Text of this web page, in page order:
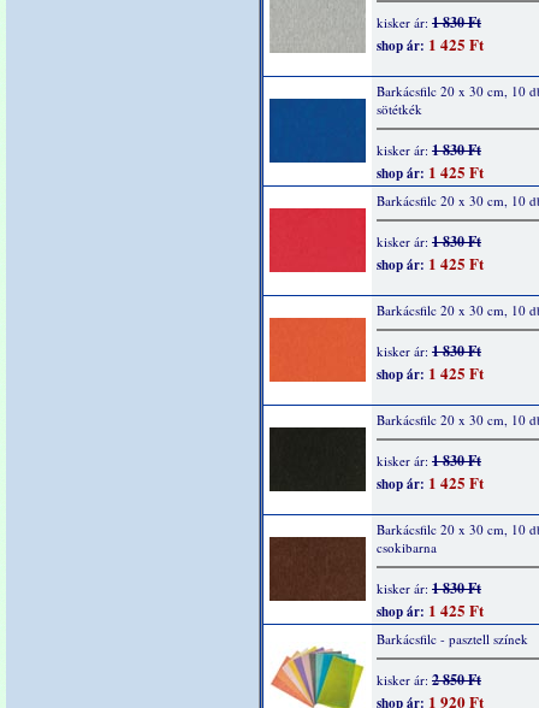
kisker ár: 1 830 Ft
shop ár: 1 425 Ft
Barkácsfilc 20 x 30 cm, 10
sötétkék
kisker ár: 1 830 Ft
shop ár: 1 425 Ft
Barkácsfilc 20 x 30 cm, 10
kisker ár: 1 830 Ft
shop ár: 1 425 Ft
Barkácsfilc 20 x 30 cm, 10
kisker ár: 1 830 Ft
shop ár: 1 425 Ft
Barkácsfilc 20 x 30 cm, 10
kisker ár: 1 830 Ft
shop ár: 1 425 Ft
Barkácsfilc 20 x 30 cm, 10
csokibarna
kisker ár: 1 830 Ft
shop ár: 1 425 Ft
Barkácsfilc - pasztell színek
kisker ár: 2 850 Ft
shop ár: 1 920 Ft